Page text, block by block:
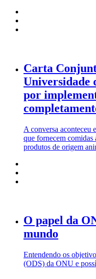
Carta
Universidade
por
A conversa aconteceu
que fornecem comidas
produtos de origem
O papel da
mundo
Entendendo os
(ODS) da ONU e